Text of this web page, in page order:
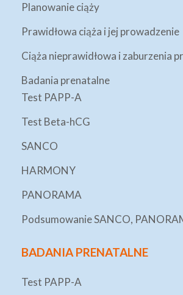
Planowanie ciąży
Prawidłowa ciąża i jej prowadzenie
Ciąża nieprawidłowa i zaburzenia
Badania prenatalne
Test PAPP-A
Test Beta-hCG
SANCO
HARMONY
PANORAMA
Podsumowanie SANCO,
BADANIA PRENATALNE
Test PAPP-A